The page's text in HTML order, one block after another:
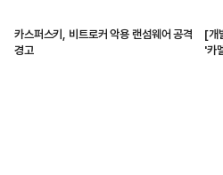
카스퍼스키, 비트로커 악용 랜섬웨어 공격
경고
[개
'카